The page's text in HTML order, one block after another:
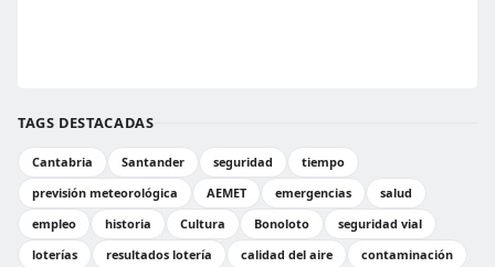
TAGS DESTACADAS
Cantabria Santander seguridad
tiempo
previsión meteorológica
AEMET emergencias
salud
empleo
historia Cultura Bonoloto
seguridad vial
loterías
resultados lotería calidad del aire
contaminación